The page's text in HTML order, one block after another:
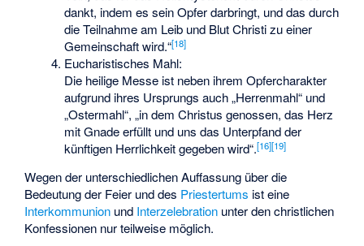
dankt, indem es sein Opfer darbringt, und das durch
die Teilnahme am Leib und Blut Christi zu einer
Gemeinschaft wird.“[18]
Eucharistisches Mahl:
Die heilige Messe ist neben ihrem Opfercharakter
aufgrund ihres Ursprungs auch „Herrenmahl“ und
„Ostermahl“, „in dem Christus genossen, das Herz
mit Gnade erfüllt und uns das Unterpfand der
künftigen Herrlichkeit gegeben wird“.[16][19]
Wegen der unterschiedlichen Auffassung über die
Bedeutung der Feier und des Priestertums ist eine
Interkommunion und Interzelebration unter den christlichen
Konfessionen nur teilweise möglich.